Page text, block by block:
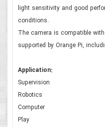
light sensitivity and good
conditions.
The camera is compatible
supported by Orange Pi,
Application:
Supervision
Robotics
Computer
Play